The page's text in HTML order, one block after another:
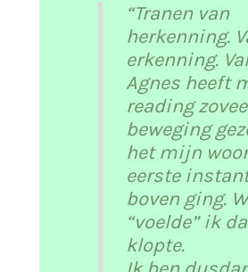
“Tranen van
herkenning.
erkenning.
Agnes heeft
reading
beweging
het mijn
eerste
boven ging.
“voelde” ik
klopte.